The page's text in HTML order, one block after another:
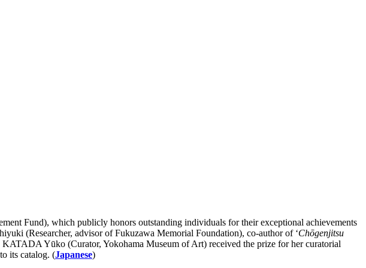
Fund), which publicly honors outstanding individuals for their exceptional achievements
(Researcher, advisor of Fukuzawa Memorial Foundation), co-author of ‘Chōgenjitsu
Yūko (Curator, Yokohama Museum of Art) received the prize for her curatorial
its catalog. (Japanese)